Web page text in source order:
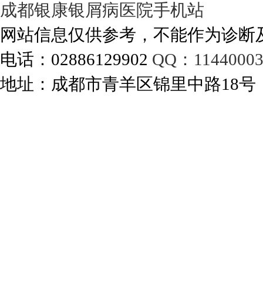
成都银康银屑病医院手机站
网站信息仅供参考，不能作为诊
电话：02886129902 QQ：
地址：成都市青羊区锦里中路18